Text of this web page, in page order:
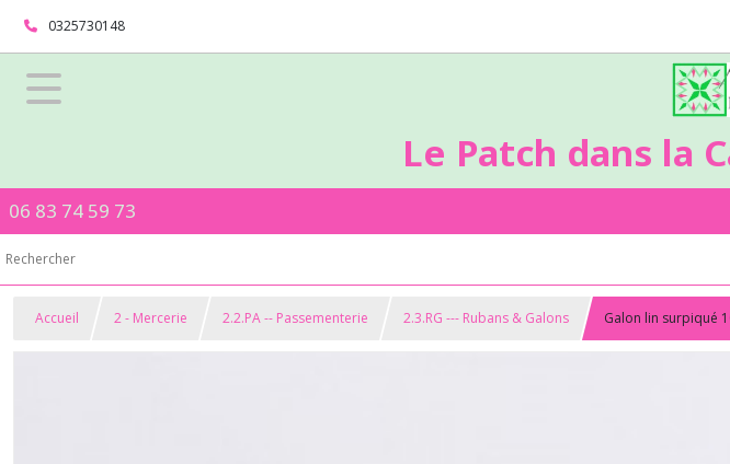
0325730148
Le Patch dans la
06 83 74 59 73
Accueil 2 - Mercerie 2.2.PA -- Passementerie 2.3.RG --- Rubans & Galons Galon lin surpiqué